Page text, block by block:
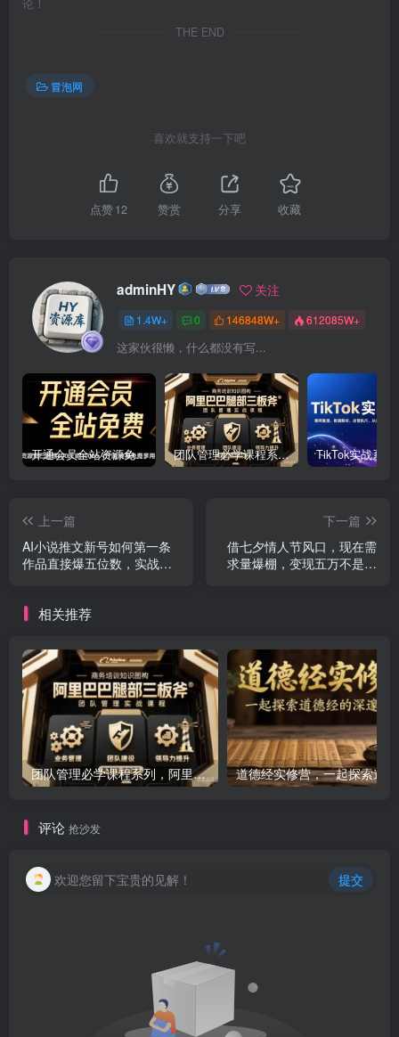
论！
THE END
冒泡网
喜欢就支持一下吧
点赞12 赞赏 分享 收藏
adminHY 关注
1.4W+ 0 146848W+ 612085W+
这家伙很懒，什么都没有写...
开通会员全站资源免费下载 开通VIP会员 HY资源库 团队管理必学课程系列，阿里巴巴“腿部三板斧”
上一篇
AI小说推文新号如何第一条
作品直接爆五位数，实战经
下一篇
借七夕情人节风口，现在需
求量爆棚，变现五万不是问
相关推荐
团队管理必学课程系列，阿里巴巴“腿部三板斧”
评论 抢沙发
欢迎您留下宝贵的见解！ 提交